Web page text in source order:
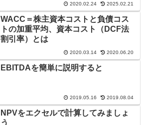
2020.02.24 2025.02.21
WACC＝株主資本コストと負債コス
トの加重平均、資本コスト（DCF法
割引率）とは
2020.03.14 2020.06.20
EBITDAを簡単に説明すると
2019.05.16 2019.08.04
NPVをエクセルで計算してみましょ
う